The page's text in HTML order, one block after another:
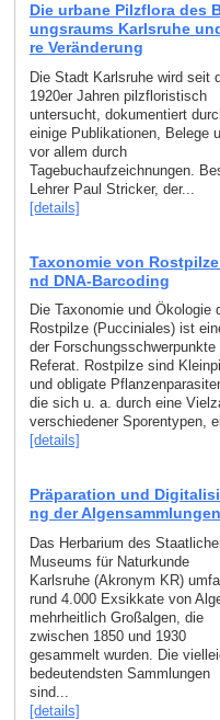
Die urbane Pilzflora des
ungsraums Karlsruhe
re Veränderung
Die Stadt Karlsruhe wird seit
1920er Jahren pilzfloristisch
untersucht, dokumentiert
einige Publikationen, Belege
vor allem durch
Tagebuchaufzeichnungen.
Lehrer Paul Stricker, der...
[details]
Taxonomie von
nd DNA-Barcoding
Die Taxonomie und Ökologie
Rostpilze (Pucciniales) ist
der Forschungsschwerpunkte
Referat. Rostpilze sind
und obligate
die sich u. a. durch eine
verschiedener Sporentypen,
[details]
Präparation und
ng der Algensammlungen
Das Herbarium des
Museums für Naturkunde
Karlsruhe (Akronym KR)
rund 4.000 Exsikkate von
mehrheitlich Großalgen, die
zwischen 1850 und 1930
gesammelt wurden. Die
bedeutendsten Sammlungen
sind...
[details]